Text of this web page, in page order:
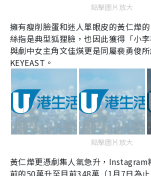
點擊圖片放大
擁有瘦削臉蛋和迷人單眼皮的黃仁燁
絲指是典型狐狸臉，也因此獲得「小
與劇中女主角文佳煐更是同屬裴勇俊
KEYEAST 。
點擊圖片放大
黃仁燁更憑劇集人氣急升， Instagram
前的50萬升至目前348萬（1 月7日為